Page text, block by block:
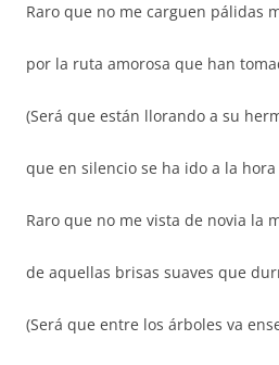
Raro que no me carguen pálidas
por la ruta amorosa que han
(Será que están llorando a su
que en silencio se ha ido a la
Raro que no me vista de novia la
de aquellas brisas suaves que
(Será que entre los árboles va